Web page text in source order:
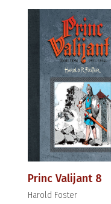
Princ Valijant 8
Harold Foster